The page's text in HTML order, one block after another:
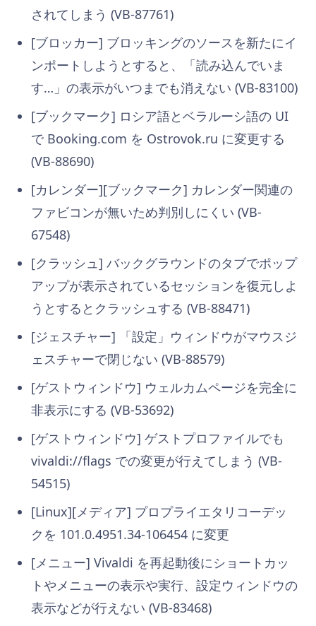
されてしまう (VB-87761)
[ブロッカー] ブロッキングのソースを新たにイ
ンポートしようとすると、「読み込んでいま
す…」の表示がいつまでも消えない (VB-83100)
[ブックマーク] ロシア語とベラルーシ語の UI
で Booking.com を Ostrovok.ru に変更する
(VB-88690)
[カレンダー][ブックマーク] カレンダー関連の
ファビコンが無いため判別しにくい (VB-
67548)
[クラッシュ] バックグラウンドのタブでポップ
アップが表示されているセッションを復元しよ
うとするとクラッシュする (VB-88471)
[ジェスチャー] 「設定」ウィンドウがマウスジ
ェスチャーで閉じない (VB-88579)
[ゲストウィンドウ] ウェルカムページを完全に
非表示にする (VB-53692)
[ゲストウィンドウ] ゲストプロファイルでも
vivaldi://flags での変更が行えてしまう (VB-
54515)
[Linux][メディア] プロプライエタリコーデッ
クを 101.0.4951.34-106454 に変更
[メニュー] Vivaldi を再起動後にショートカッ
トやメニューの表示や実行、設定ウィンドウの
表示などが行えない (VB-83468)